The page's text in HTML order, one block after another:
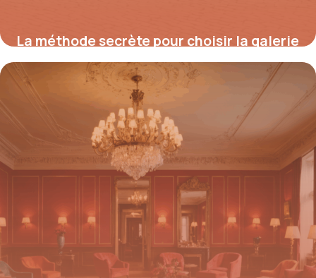
La méthode secrète pour choisir la galerie
de toit idéale pour votre Mercedes Vito et
booster votre productivité sofort